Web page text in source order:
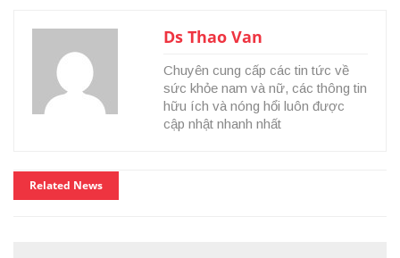
viết Ds Thao Van
Chuyên cung cấp các tin tức về
sức khỏe nam và nữ, các thông tin
hữu ích và nóng hổi luôn được
cập nhật nhanh nhất
Related News